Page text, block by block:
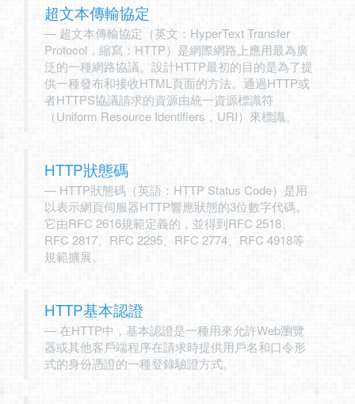
超文本傳輸協定
超文本傳輸協定（英文：HyperText Transfer
Protocol，縮寫：HTTP）是網際網路上應用最為廣
泛的一種網路協議。設計HTTP最初的目的是為了提
供一種發布和接收HTML頁面的方法。通過HTTP或
者HTTPS協議請求的資源由統一資源標識符
（Uniform Resource Identifiers，URI）來標識。
HTTP狀態碼
HTTP狀態碼（英語：HTTP Status Code）是用
以表示網頁伺服器HTTP響應狀態的3位數字代碼。
它由RFC 2616規範定義的，並得到RFC 2518、
RFC 2817、RFC 2295、RFC 2774、RFC 4918等
規範擴展。
HTTP基本認證
在HTTP中，基本認證是一種用來允許Web瀏覽
器或其他客戶端程序在請求時提供用戶名和口令形
式的身份憑證的一種登錄驗證方式。